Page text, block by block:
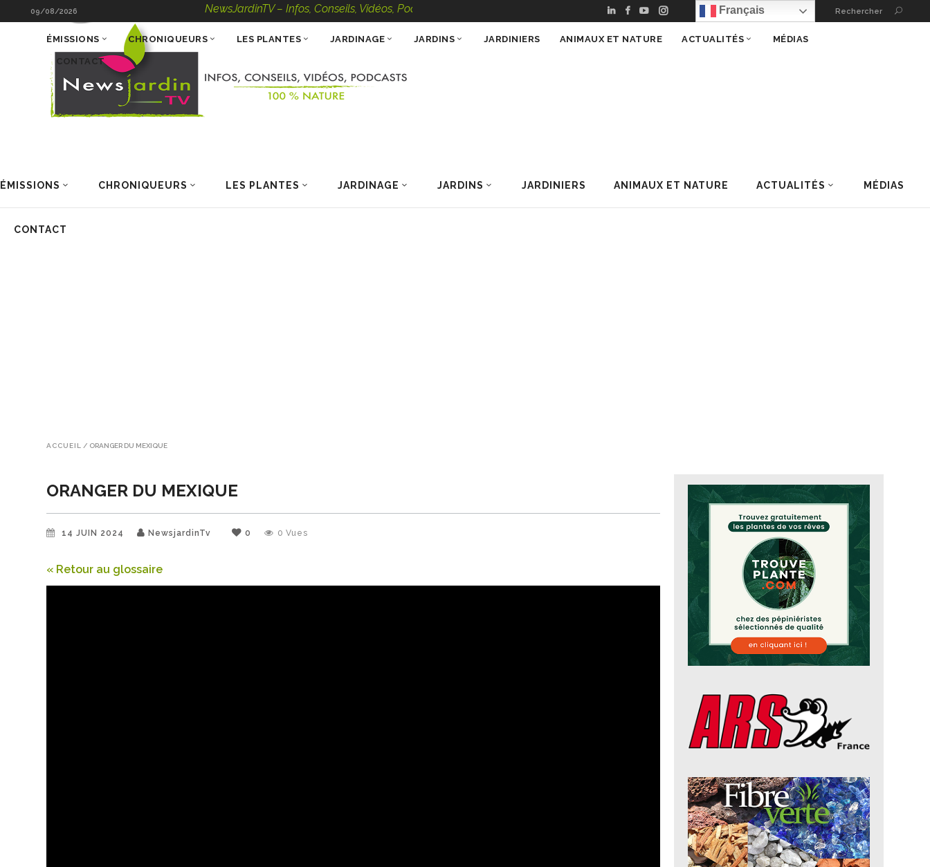
09/08/2026 NewsJardinTV – Infos, Conseils, Vidéos, Podcasts – 100 % Nature Français Rechercher
ÉMISSIONS CHRONIQUEURS LES PLANTES JARDINAGE JARDINS JARDINIERS ANIMAUX ET NATURE ACTUALITÉS MÉDIAS
CONTACT
ÉMISSIONS CHRONIQUEURS LES PLANTES JARDINAGE JARDINS JARDINIERS ANIMAUX ET NATURE ACTUALITÉS MÉDIAS
CONTACT
ACCUEIL / ORANGER DU MEXIQUE
ORANGER DU MEXIQUE
14 JUIN 2024 NewsjardinTv 0 0 Vues
« Retour au glossaire